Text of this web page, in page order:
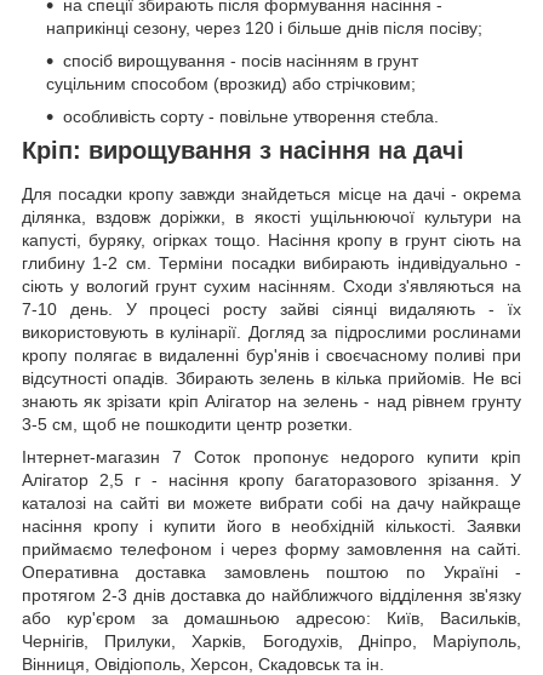
на спеції збирають після формування насіння -
наприкінці сезону, через 120 і більше днів після посіву;
спосіб вирощування - посів насінням в грунт
суцільним способом (врозкид) або стрічковим;
особливість сорту - повільне утворення стебла.
Кріп: вирощування з насіння на дачі
Для посадки кропу завжди знайдеться місце на дачі - окрема
ділянка, вздовж доріжки, в якості ущільнюючої культури на
капусті, буряку, огірках тощо. Насіння кропу в грунт сіють на
глибину 1-2 см. Терміни посадки вибирають індивідуально -
сіють у вологий грунт сухим насінням. Сходи з'являються на
7-10 день. У процесі росту зайві сіянці видаляють - їх
використовують в кулінарії. Догляд за підрослими рослинами
кропу полягає в видаленні бур'янів і своєчасному поливі при
відсутності опадів. Збирають зелень в кілька прийомів. Не всі
знають як зрізати кріп Алігатор на зелень - над рівнем грунту
3-5 см, щоб не пошкодити центр розетки.
Інтернет-магазин 7 Соток пропонує недорого купити кріп
Алігатор 2,5 г - насіння кропу багаторазового зрізання. У
каталозі на сайті ви можете вибрати собі на дачу найкраще
насіння кропу і купити його в необхідній кількості. Заявки
приймаємо телефоном і через форму замовлення на сайті.
Оперативна доставка замовлень поштою по Україні -
протягом 2-3 днів доставка до найближчого відділення зв'язку
або кур'єром за домашньою адресою: Київ, Васильків,
Чернігів, Прилуки, Харків, Богодухів, Дніпро, Маріуполь,
Вінниця, Овідіополь, Херсон, Скадовськ та ін.